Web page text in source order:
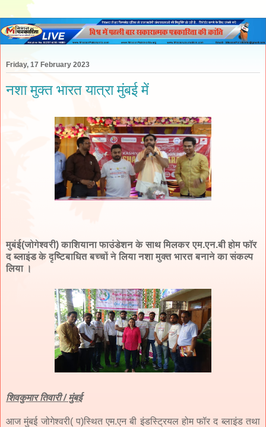
Friday, 17 February 2023
नशा मुक्त भारत यात्रा मुंबई में
मुबंई(जोगेश्वरी) काशियाना फाउंडेशन के साथ मिलकर एम.एन.बी होम फॉर
द ब्लाइंड के दृष्टिबाधित बच्चों ने लिया नशा मुक्त भारत बनाने का संकल्प
लिया ।
शिवकुमार तिवारी / मुंबई
आज मुंबई जोगेश्वरी( प)स्थित एम.एन बी इंडस्ट्रियल होम फॉर द ब्लाइंड तथा